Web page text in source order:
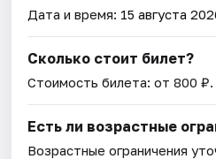
Дата и время: 15 августа
Сколько стоит билет?
Стоимость билета: от 800 ₽.
Есть ли возрастные
Возрастные ограничения